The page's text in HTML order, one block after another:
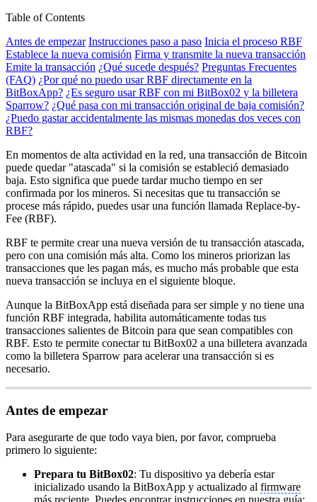
Table of Contents
Antes de empezar Instrucciones paso a paso Inicia el proceso RBF
Establece la nueva comisión Firma y transmite la nueva transacción
Emite la transacción ¿Qué sucede después? Preguntas Frecuentes
(FAQ) ¿Por qué no puedo usar RBF directamente en la
BitBoxApp? ¿Es seguro usar RBF con mi BitBox02 y la billetera
Sparrow? ¿Qué pasa con mi transacción original de baja comisión?
¿Puedo gastar accidentalmente las mismas monedas dos veces con
RBF?
En momentos de alta actividad en la red, una transacción de Bitcoin
puede quedar "atascada" si la comisión se estableció demasiado
baja. Esto significa que puede tardar mucho tiempo en ser
confirmada por los mineros. Si necesitas que tu transacción se
procese más rápido, puedes usar una función llamada Replace-by-
Fee (RBF).
RBF te permite crear una nueva versión de tu transacción atascada,
pero con una comisión más alta. Como los mineros priorizan las
transacciones que les pagan más, es mucho más probable que esta
nueva transacción se incluya en el siguiente bloque.
Aunque la BitBoxApp está diseñada para ser simple y no tiene una
función RBF integrada, habilita automáticamente todas tus
transacciones salientes de Bitcoin para que sean compatibles con
RBF. Esto te permite conectar tu BitBox02 a una billetera avanzada
como la billetera Sparrow para acelerar una transacción si es
necesario.
Antes de empezar
Para asegurarte de que todo vaya bien, por favor, comprueba
primero lo siguiente:
Prepara tu BitBox02: Tu dispositivo ya debería estar
inicializado usando la BitBoxApp y actualizado al firmware